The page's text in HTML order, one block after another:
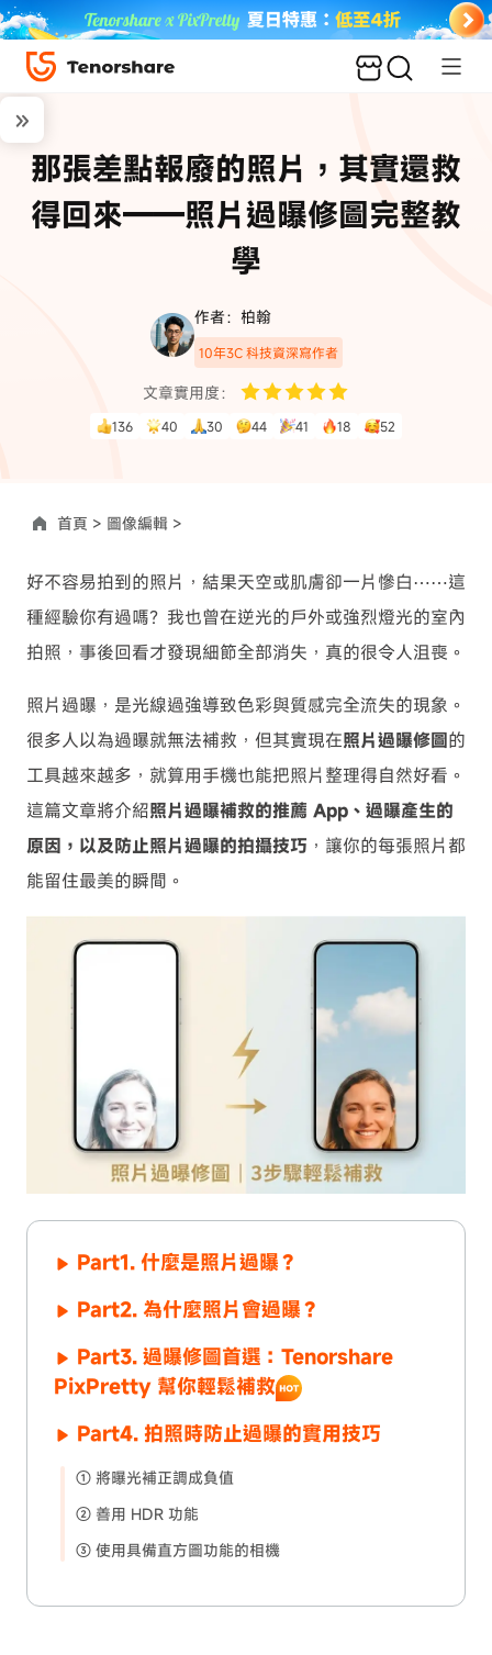
那張差點報廢的照片，其實還救
得回來——照片過曝修圖完整教
學
作者：柏翰
10年3C 科技資深寫作者
文章實用度：
136 40 30 44 41 18 52
首頁 > 圖像編輯 >
好不容易拍到的照片，結果天空或肌膚卻一片慘白⋯⋯這
種經驗你有過嗎？我也曾在逆光的戶外或強烈燈光的室內
拍照，事後回看才發現細節全部消失，真的很令人沮喪。
照片過曝，是光線過強導致色彩與質感完全流失的現象。
很多人以為過曝就無法補救，但其實現在照片過曝修圖的
工具越來越多，就算用手機也能把照片整理得自然好看。
這篇文章將介紹照片過曝補救的推薦 App、過曝產生的
原因，以及防止照片過曝的拍攝技巧 ，讓你的每張照片都
能留住最美的瞬間。
Part1. 什麼是照片過曝？
Part2. 為什麼照片會過曝？
Part3. 過曝修圖首選：Tenorshare
PixPretty 幫你輕鬆補救
Part4. 拍照時防止過曝的實用技巧
① 將曝光補正調成負值
② 善用 HDR 功能
③ 使用具備直方圖功能的相機